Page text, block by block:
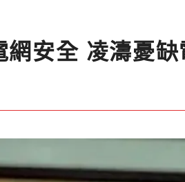
安全 凌濤憂缺